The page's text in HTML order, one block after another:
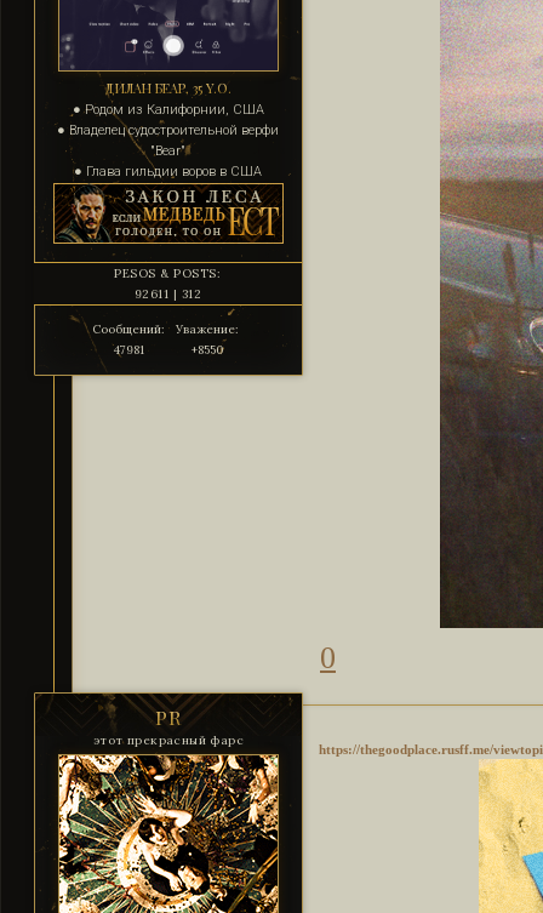
ДИЛАН БЕАР, 35 Y.O.
● Родом из Калифорнии, США
● Владелец судостроительной верфи
"Bear"
● Глава гильдии воров в США
PESOS & POSTS:
92611 | 312
Сообщений:
47981
Уважение:
+8550
0
PR
этот прекрасный фарс
https://thegoodplace.rusff.me/